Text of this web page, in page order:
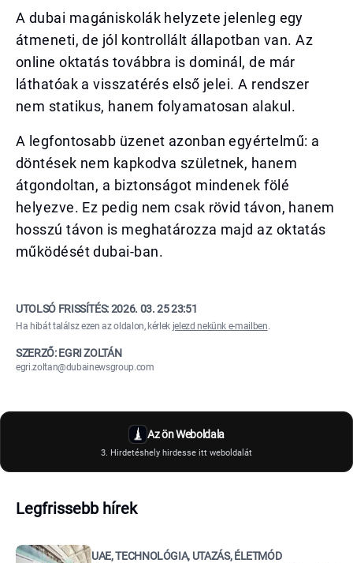
A dubai magániskolák helyzete jelenleg egy
átmeneti, de jól kontrollált állapotban van. Az
online oktatás továbbra is dominál, de már
láthatóak a visszatérés első jelei. A rendszer
nem statikus, hanem folyamatosan alakul.
A legfontosabb üzenet azonban egyértelmű: a
döntések nem kapkodva születnek, hanem
átgondoltan, a biztonságot mindenek fölé
helyezve. Ez pedig nem csak rövid távon, hanem
hosszú távon is meghatározza majd az oktatás
működését dubai-ban.
UTOLSÓ FRISSÍTÉS:2026. 03. 25 23:51
Ha hibát találsz ezen az oldalon, kérlek jelezd nekünk e-mailben.
SZERZŐ: EGRI ZOLTÁN
egri.zoltan@dubainewsgroup.com
Az ön Weboldala
3. Hirdetéshely hirdesse itt weboldalát
Legfrissebb hírek
UAE, TECHNOLÓGIA, UTAZÁS, ÉLETMÓD